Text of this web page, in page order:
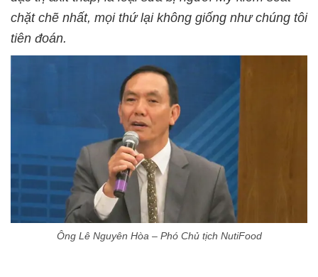
chặt chẽ nhất, mọi thứ lại không giống như chúng tôi
tiên đoán.
Ông Lê Nguyên Hòa – Phó Chủ tịch NutiFood